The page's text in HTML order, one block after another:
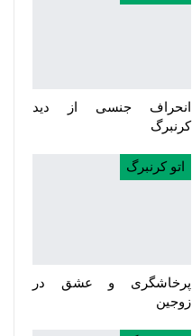
انحراف جنسی از دید
کرنبرگ
اتو کرنبرگ
پرخاشگری و عشق در
زوجین